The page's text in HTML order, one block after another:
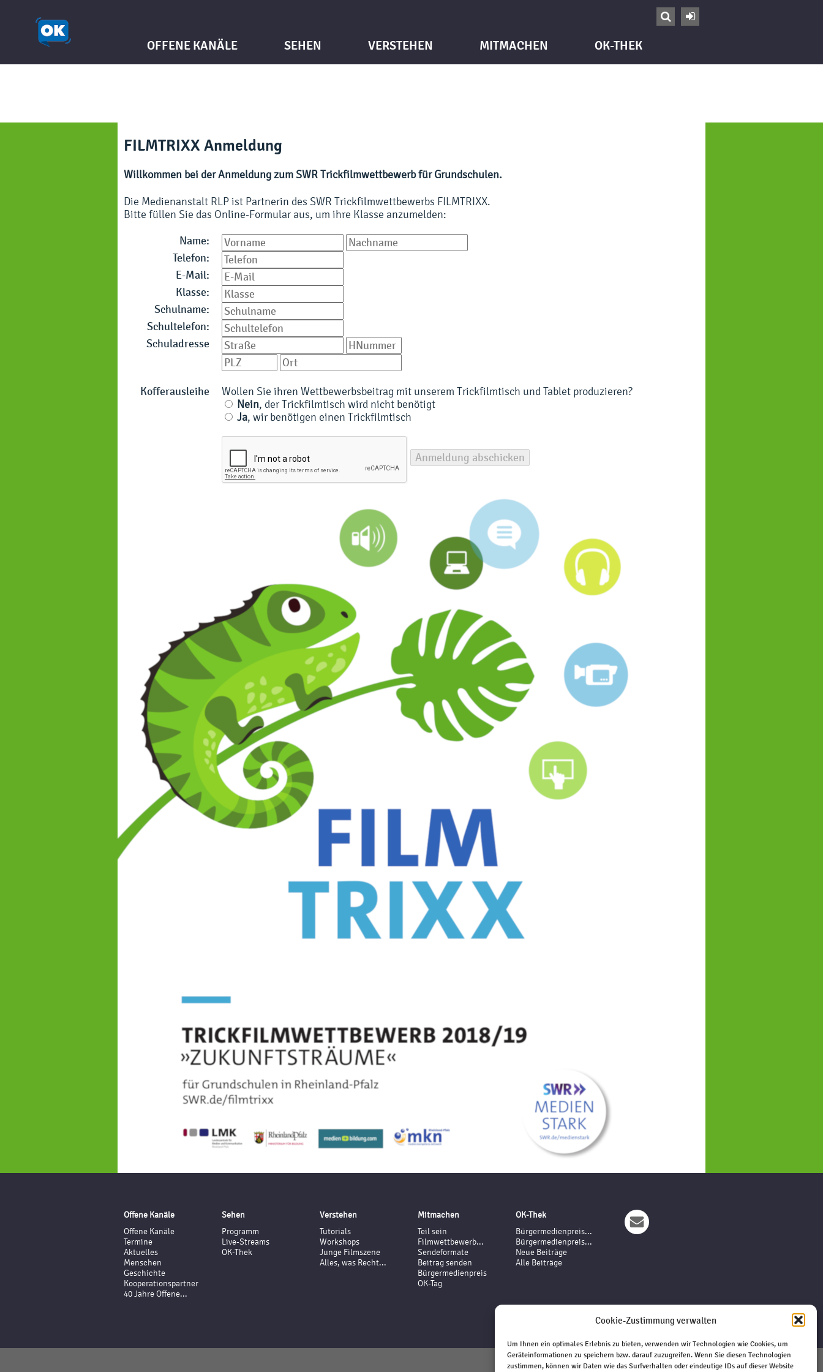
Cookie-Zustimmung verwalten
Um Ihnen ein optimales Erlebnis zu bieten, verwenden wir Technologien wie Cookies, um
Geräteinformationen zu speichern bzw. darauf zuzugreifen. Wenn Sie diesen Technologien
zustimmen, können wir Daten wie das Surfverhalten oder eindeutige IDs auf dieser Website


OFFENE KANÄLE SEHEN VERSTEHEN MITMACHEN OK-THEK
FILMTRIXX Anmeldung
Willkommen bei der Anmeldung zum SWR Trickfilmwettbewerb für Grundschulen.
Die Medienanstalt RLP ist Partnerin des SWR Trickfilmwettbewerbs FILMTRIXX.
Bitte füllen Sie das Online-Formular aus, um ihre Klasse anzumelden:
Name:
Telefon:
E-Mail:
Klasse:
Schulname:
Schultelefon:
Schuladresse
Kofferausleihe
Wollen Sie ihren Wettbewerbsbeitrag mit unserem Trickfilmtisch und Tablet produzieren?
Nein, der Trickfilmtisch wird nicht benötigt
Ja, wir benötigen einen Trickfilmtisch
Offene Kanäle
Offene Kanäle
Termine
Aktuelles
Menschen
Geschichte
Kooperationspartner
40 Jahre Offene...
Sehen
Programm
Live-Streams
OK-Thek
Verstehen
Tutorials
Workshops
Junge Filmszene
Alles, was Recht...
Mitmachen
Teil sein
Filmwettbewerb...
Sendeformate
Beitrag senden
Bürgermedienpreis
OK-Tag
OK-Thek
Bürgermedienpreis...
Bürgermedienpreis...
Neue Beiträge
Alle Beiträge